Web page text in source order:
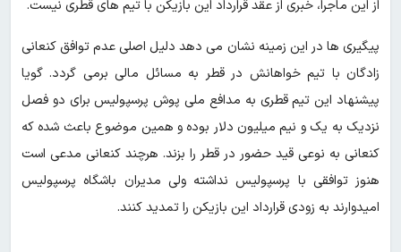
از این ماجرا، خبری از عقد قرارداد این بازیکن با تیم های قطری نیست.
پیگیری ها در این زمینه نشان می دهد دلیل اصلی عدم توافق کنعانی
زادگان با تیم خواهانش در قطر به مسائل مالی برمی گردد. گویا
پیشنهاد این تیم قطری به مدافع ملی پوش پرسپولیس برای دو فصل
نزدیک به یک و نیم میلیون دلار بوده و همین موضوع باعث شده که
کنعانی به نوعی قید حضور در قطر را بزند. هرچند کنعانی مدعی است
هنوز توافقی با پرسپولیس نداشته ولی مدیران باشگاه پرسپولیس
امیدوارند به زودی قرارداد این بازیکن را تمدید کنند.